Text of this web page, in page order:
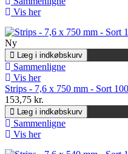
Vis her
Ny
Læg i indkøbskurv
Sammenligne
Vis her
Strips - 7,6 x 750 mm - Sort
153,75 kr.
Læg i indkøbskurv
Sammenligne
Vis her